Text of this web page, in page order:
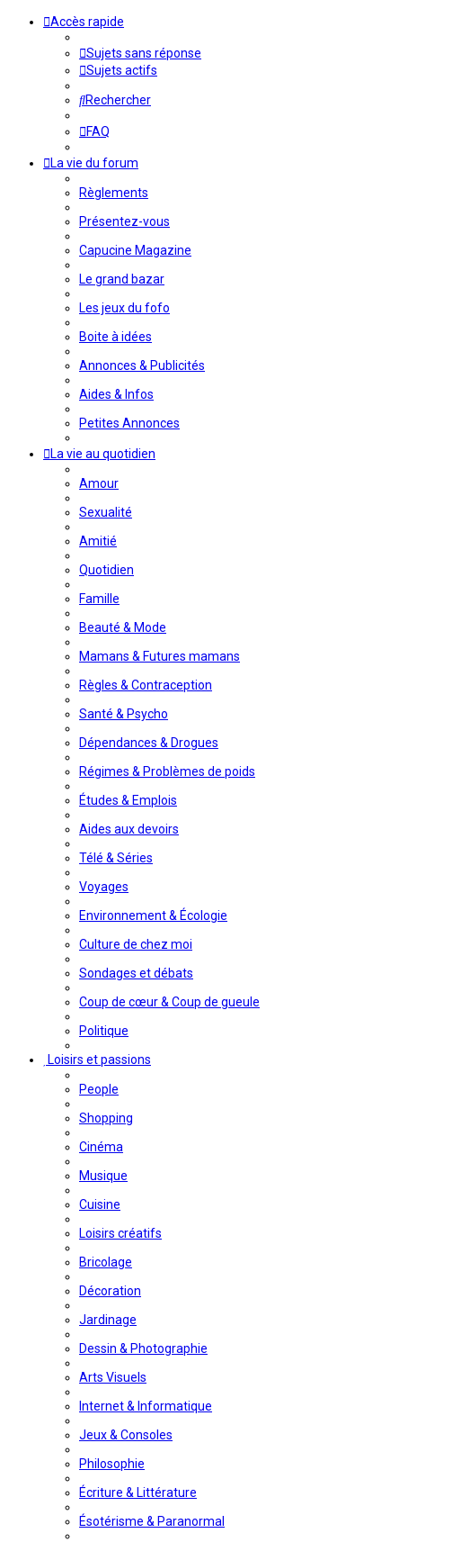
Accès rapide
Sujets sans réponse
Sujets actifs
Rechercher
FAQ
La vie du forum
Règlements
Présentez-vous
Capucine Magazine
Le grand bazar
Les jeux du fofo
Boite à idées
Annonces & Publicités
Aides & Infos
Petites Annonces
La vie au quotidien
Amour
Sexualité
Amitié
Quotidien
Famille
Beauté & Mode
Mamans & Futures mamans
Règles & Contraception
Santé & Psycho
Dépendances & Drogues
Régimes & Problèmes de poids
Études & Emplois
Aides aux devoirs
Télé & Séries
Voyages
Environnement & Écologie
Culture de chez moi
Sondages et débats
Coup de cœur & Coup de gueule
Politique
Loisirs et passions
People
Shopping
Cinéma
Musique
Cuisine
Loisirs créatifs
Bricolage
Décoration
Jardinage
Dessin & Photographie
Arts Visuels
Internet & Informatique
Jeux & Consoles
Philosophie
Écriture & Littérature
Ésotérisme & Paranormal